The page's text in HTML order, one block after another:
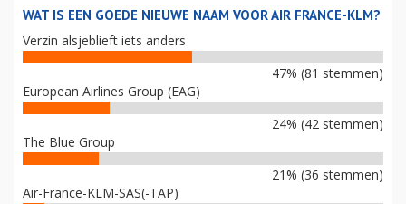
WAT IS EEN GOEDE NIEUWE NAAM VOOR AIR FRANCE-KLM?
Verzin alsjeblieft iets anders
47% (81 stemmen)
European Airlines Group (EAG)
24% (42 stemmen)
The Blue Group
21% (36 stemmen)
Air-France-KLM-SAS(-TAP)